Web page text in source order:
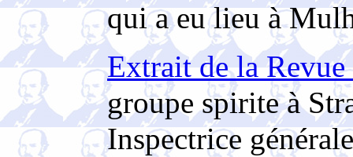
qui a eu lieu à
Extrait de la
groupe spirite à
Inspectrice